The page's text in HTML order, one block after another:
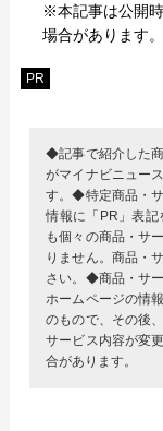
※本記事は公開
場合があります
PR
◆記事で紹介した
がマイナビニュー
す。◆特定商品・
情報に「PR」表
も個々の商品・サ
りません。商品・
さい。◆商品・サ
ホームページの情
のもので、その後
サービス内容が変
合があります。